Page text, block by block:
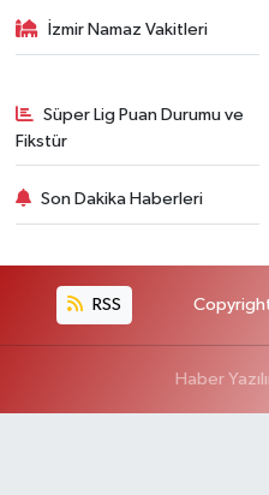
İzmir Namaz Vakitleri
Süper Lig Puan Durumu ve
Fikstür
Son Dakika Haberleri
RSS
Haber